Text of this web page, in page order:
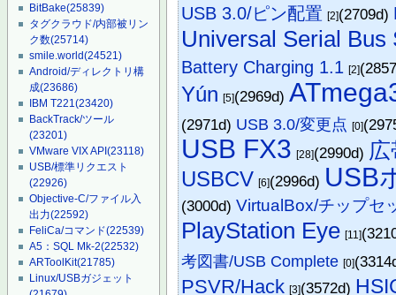
BitBake(25839)
タグクラウド/内部被リン
ク数(25714)
smile.world(24521)
Android/ディレクトリ構
成(23686)
IBM T221(23420)
BackTrack/ツール
(23201)
VMware VIX API(23118)
USB/標準リクエスト
(22926)
Objective-C/ファイル入
出力(22592)
FeliCa/コマンド(22539)
A5：SQL Mk-2(22532)
ARToolKit(21785)
Linux/USBガジェット
USB 3.0/ピン配置 [2](2709d)
Universal Serial Bus
Battery Charging 1.1 [2]
Yún [5](2969d)
(2971d) USB 3.0/変更点 [0]
USB FX3 [28](2990d)
USBCV [6](2996d) USB
(3000d)VirtualBox/チップセ
PlayStation Eye [11]
考図書/USB Complete [0]
PSVR/Hack [3](3572d)